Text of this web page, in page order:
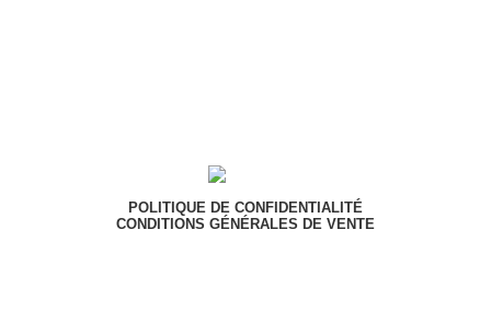
POLITIQUE DE CONFIDENTIALITÉ
CONDITIONS GÉNÉRALES DE VENTE